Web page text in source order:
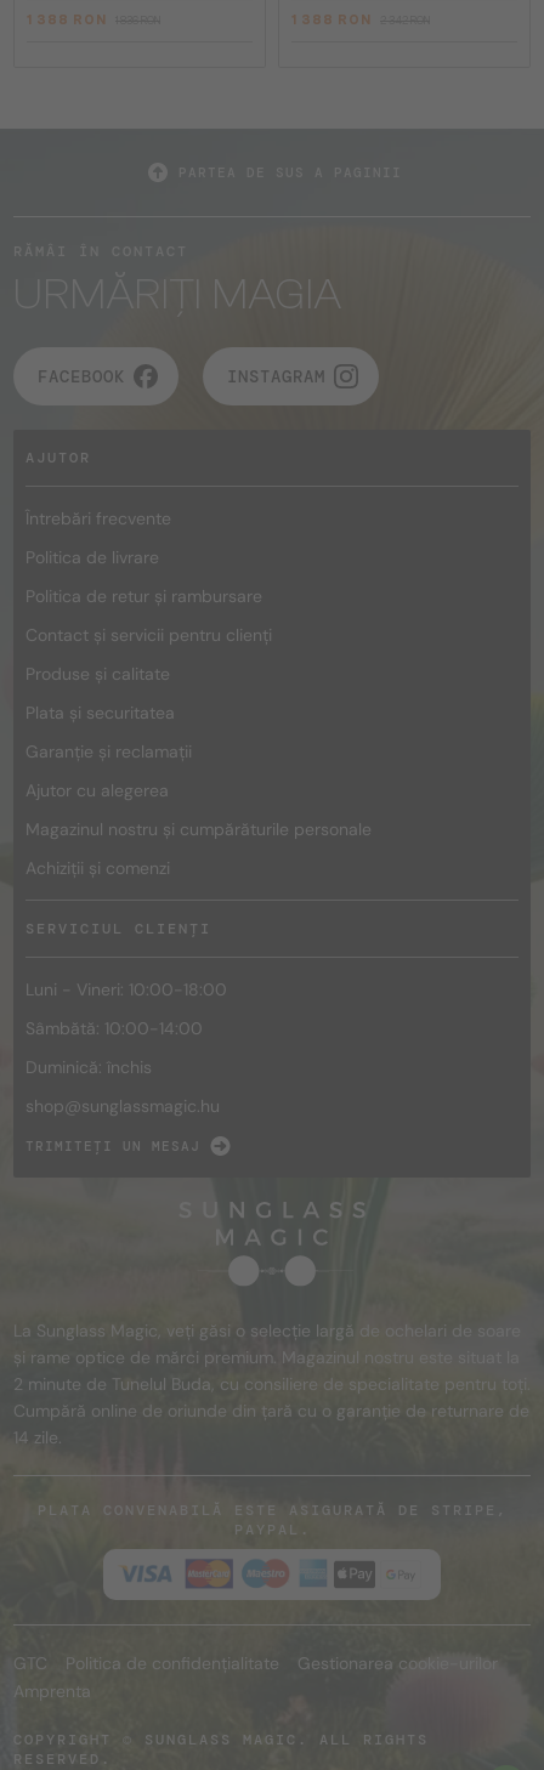
1 388 RON 1 388 RON
URMĂRIȚI MAGIA
FACEBOOK INSTAGRAM
AJUTOR
Întrebări frecvente
Politica de livrare
Politica de retur și rambursare
Contact și servicii pentru clienți
Produse și calitate
Plata și securitatea
Garanție și reclamații
Ajutor cu alegerea
Magazinul nostru și cumpărăturile personale
Achiziții și comenzi
SERVICIUL CLIENȚI
Luni - Vineri: 10:00-18:00
Sâmbătă: 10:00-14:00
Duminică: închis
shop@sunglassmagic.hu
TRIMITEȚI UN MESAJ
La Sunglass Magic, veți găsi o selecție largă de ochelari de soare
și rame optice de mărci premium. Magazinul nostru este situat la
2 minute de Tunelul Buda, cu consiliere de specialitate pentru toți.
Cumpără online de oriunde din țară cu o garanție de returnare de
14 zile.
PLATA CONVENABILĂ ESTE ASIGURATĂ DE STRIPE,
PAYPAL.
GTC Politica de confidențialitate
Gestionarea cookie-urilor
Amprenta
COPYRIGHT © SUNGLASS MAGIC. ALL RIGHTS
RESERVED.